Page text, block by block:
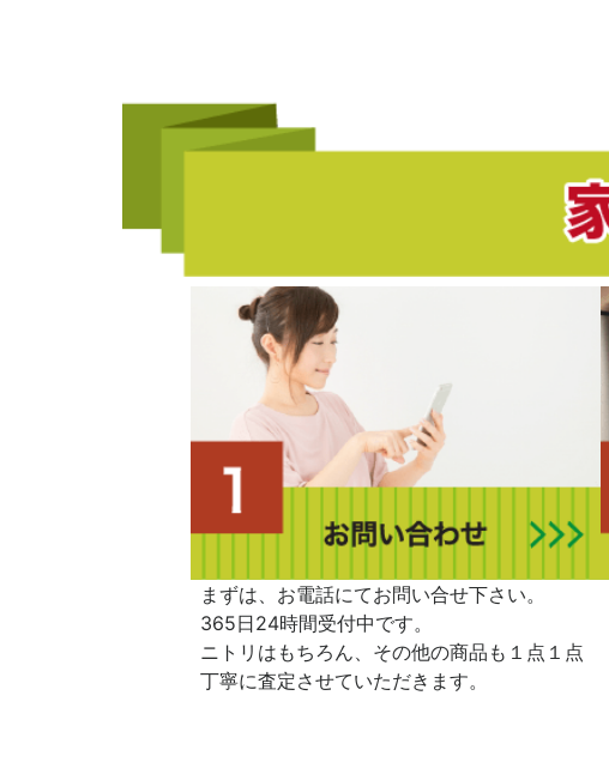
まずは、お電話にてお問い合せ下さい。
365日24時間受付中です。
ニトリはもちろん、その他の商品も１点１点
丁寧に査定させていただきます。